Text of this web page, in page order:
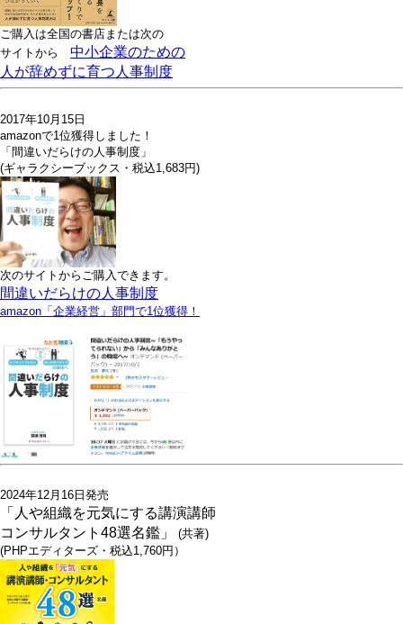
ご購入は全国の書店または次の
サイトから 中小企業のための
人が辞めずに育つ人事制度
2017年10月15日
amazonで1位獲得しました！
「間違いだらけの人事制度」
(ギャラクシーブックス・税込1,683円)
次のサイトからご購入できます。
間違いだらけの人事制度
amazon「企業経営」部門で1位獲得！
2024年12月16日発売
「人や組織を元気にする講演講師
コンサルタント48選名鑑」 (共著)
(PHPエディターズ・税込1,760円）